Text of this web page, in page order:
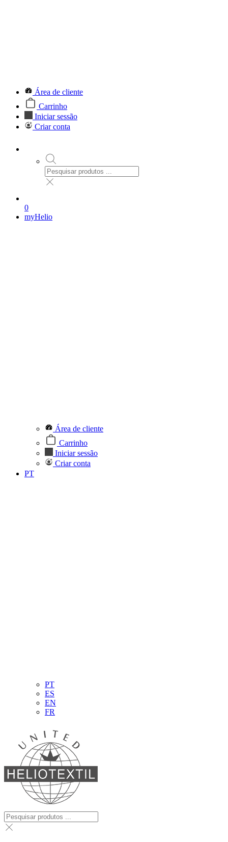
Área de cliente
Carrinho
Iniciar sessão
Criar conta
0
myHelio
Área de cliente
Carrinho
Iniciar sessão
Criar conta
PT
PT
ES
EN
FR